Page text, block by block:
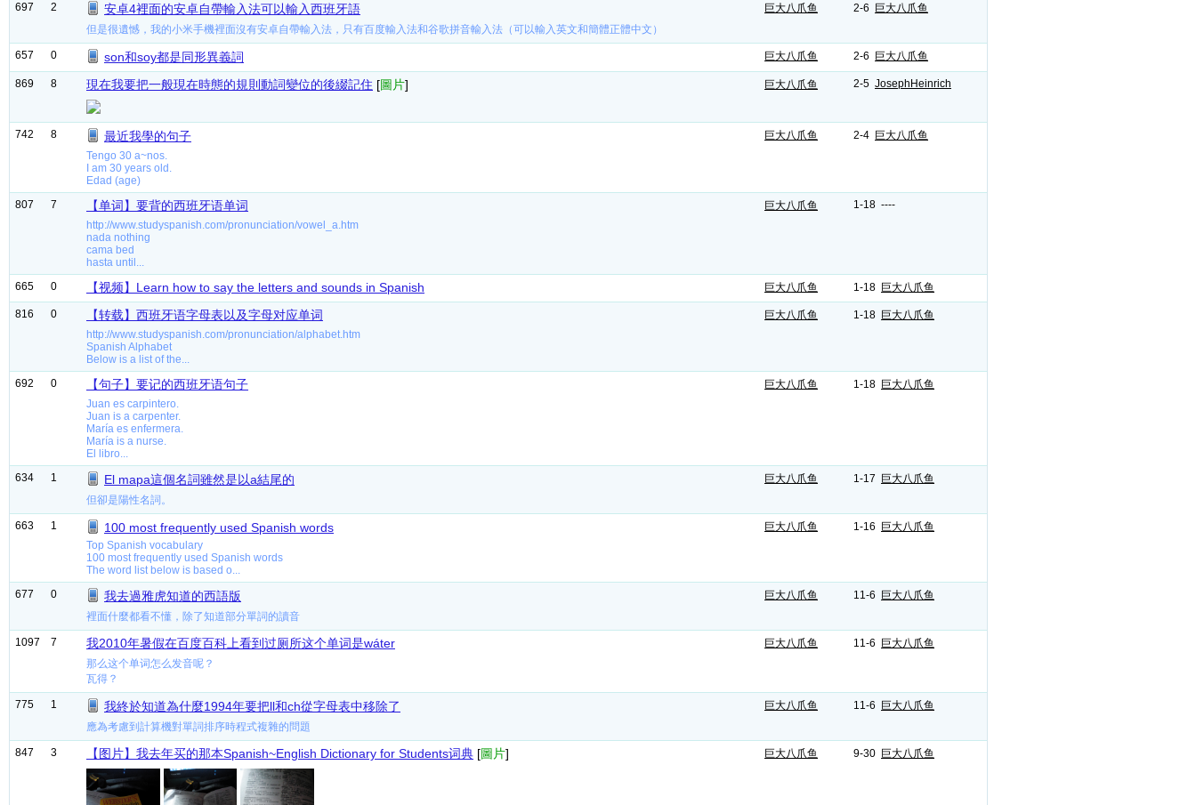
697 2 安卓4裡面的安卓自帶輸入法可以輸入西班牙語
但是很遺憾，我的小米手機裡面沒有安卓自帶輸入法，只有百度輸入法和谷歌拼音輸入法（可以輸入英文和簡體正體中文）
巨大八爪鱼 2-6 巨大八爪鱼
657 0 son和soy都是同形異義詞 巨大八爪鱼 2-6 巨大八爪鱼
869 8 現在我要把一般現在時態的規則動詞變位的後綴記住 [圖片] 巨大八爪鱼 2-5 JosephHeinrich
742 8 最近我學的句子
Tengo 30 a~nos.
I am 30 years old.
Edad (age)
巨大八爪鱼 2-4 巨大八爪鱼
807 7 【单词】要背的西班牙语单词
http://www.studyspanish.com/pronunciation/vowel_a.htm
nada nothing
cama bed
hasta until...
巨大八爪鱼 1-18 ----
665 0 【视频】Learn how to say the letters and sounds in Spanish 巨大八爪鱼 1-18 巨大八爪鱼
816 0 【转载】西班牙语字母表以及字母对应单词
http://www.studyspanish.com/pronunciation/alphabet.htm
Spanish Alphabet
Below is a list of the...
巨大八爪鱼 1-18 巨大八爪鱼
692 0 【句子】要记的西班牙语句子
Juan es carpintero.
Juan is a carpenter.
María es enfermera.
María is a nurse.
El libro...
巨大八爪鱼 1-18 巨大八爪鱼
634 1 El mapa這個名詞雖然是以a結尾的
但卻是陽性名詞。
巨大八爪鱼 1-17 巨大八爪鱼
663 1 100 most frequently used Spanish words
Top Spanish vocabulary
100 most frequently used Spanish words
The word list below is based o...
巨大八爪鱼 1-16 巨大八爪鱼
677 0 我去過雅虎知道的西語版
裡面什麼都看不懂，除了知道部分單詞的讀音
巨大八爪鱼 11-6 巨大八爪鱼
1097 7 我2010年暑假在百度百科上看到过厕所这个单词是wáter
那么这个单词怎么发音呢？
瓦得？
巨大八爪鱼 11-6 巨大八爪鱼
775 1 我終於知道為什麼1994年要把ll和ch從字母表中移除了
應為考慮到計算機對單詞排序時程式複雜的問題
巨大八爪鱼 11-6 巨大八爪鱼
847 3 【图片】我去年买的那本Spanish~English Dictionary for Students词典 [圖片] 巨大八爪鱼 9-30 巨大八爪鱼